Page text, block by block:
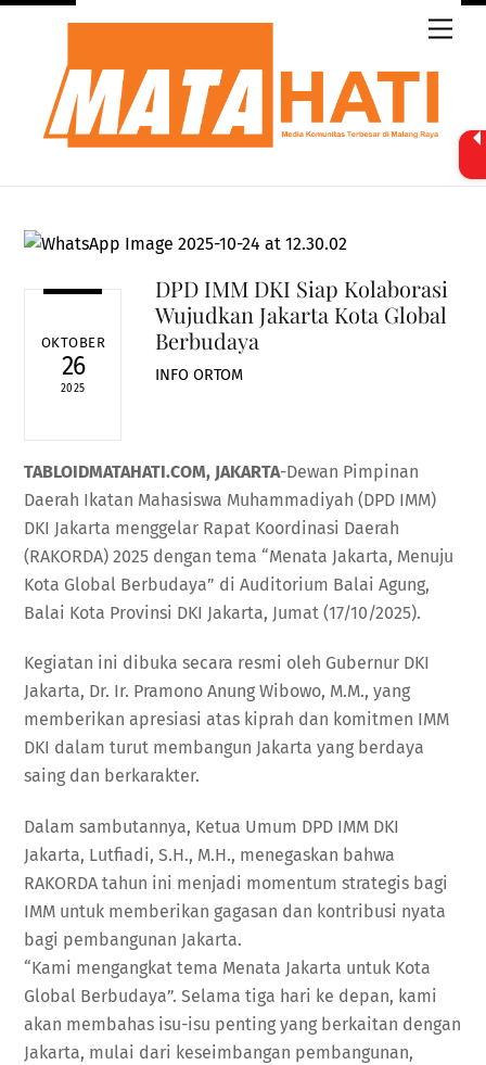
Skip
OKTOBER
26
2025
DPD IMM DKI Siap Kolaborasi
Wujudkan Jakarta Kota Global
Berbudaya
INFO ORTOM
TABLOIDMATAHATI.COM, JAKARTA-Dewan Pimpinan
Daerah Ikatan Mahasiswa Muhammadiyah (DPD IMM)
DKI Jakarta menggelar Rapat Koordinasi Daerah
(RAKORDA) 2025 dengan tema “Menata Jakarta, Menuju
Kota Global Berbudaya” di Auditorium Balai Agung,
Balai Kota Provinsi DKI Jakarta, Jumat (17/10/2025).
Kegiatan ini dibuka secara resmi oleh Gubernur DKI
Jakarta, Dr. Ir. Pramono Anung Wibowo, M.M., yang
memberikan apresiasi atas kiprah dan komitmen IMM
DKI dalam turut membangun Jakarta yang berdaya
saing dan berkarakter.
Dalam sambutannya, Ketua Umum DPD IMM DKI
Jakarta, Lutfiadi, S.H., M.H., menegaskan bahwa
RAKORDA tahun ini menjadi momentum strategis bagi
IMM untuk memberikan gagasan dan kontribusi nyata
bagi pembangunan Jakarta.
“Kami mengangkat tema Menata Jakarta untuk Kota
Global Berbudaya”. Selama tiga hari ke depan, kami
akan membahas isu-isu penting yang berkaitan dengan
Jakarta, mulai dari keseimbangan pembangunan,